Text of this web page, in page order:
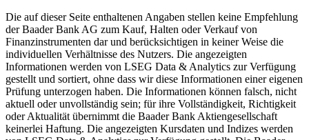
Die auf dieser Seite enthaltenen Angaben stellen keine Empfehlung
der Baader Bank AG zum Kauf, Halten oder Verkauf von
Finanzinstrumenten dar und berücksichtigen in keiner Weise die
individuellen Verhältnisse des Nutzers. Die angezeigten
Informationen werden von LSEG Data & Analytics zur Verfügung
gestellt und sortiert, ohne dass wir diese Informationen einer eigenen
Prüfung unterzogen haben. Die Informationen können falsch, nicht
aktuell oder unvollständig sein; für ihre Vollständigkeit, Richtigkeit
oder Aktualität übernimmt die Baader Bank Aktiengesellschaft
keinerlei Haftung. Die angezeigten Kursdaten und Indizes werden